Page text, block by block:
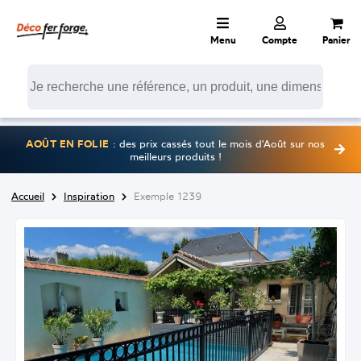
Menu Compte Panier
AOÛT EN FOLIE : des prix cassés tout le mois d'Août sur nos
meilleurs produits !
Accueil Inspiration Exemple 1239